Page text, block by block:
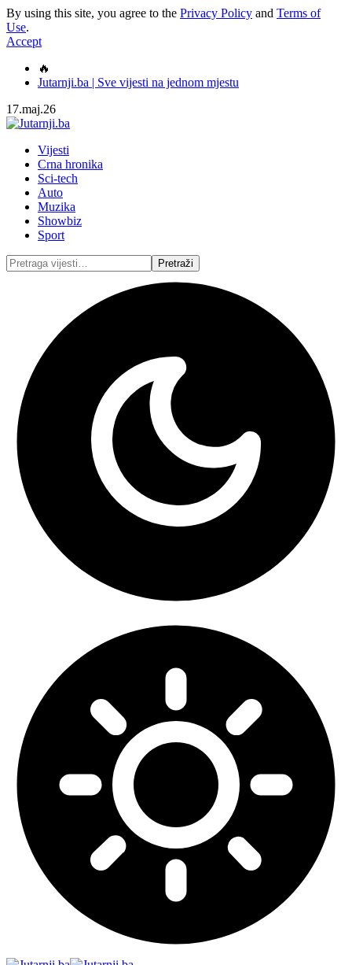
By using this site, you agree to the Privacy Policy and Terms of
Use.
Accept
🔥
Jutarnji.ba | Sve vijesti na jednom mjestu
17.maj.26
Vijesti
Crna hronika
Sci-tech
Auto
Muzika
Showbiz
Sport